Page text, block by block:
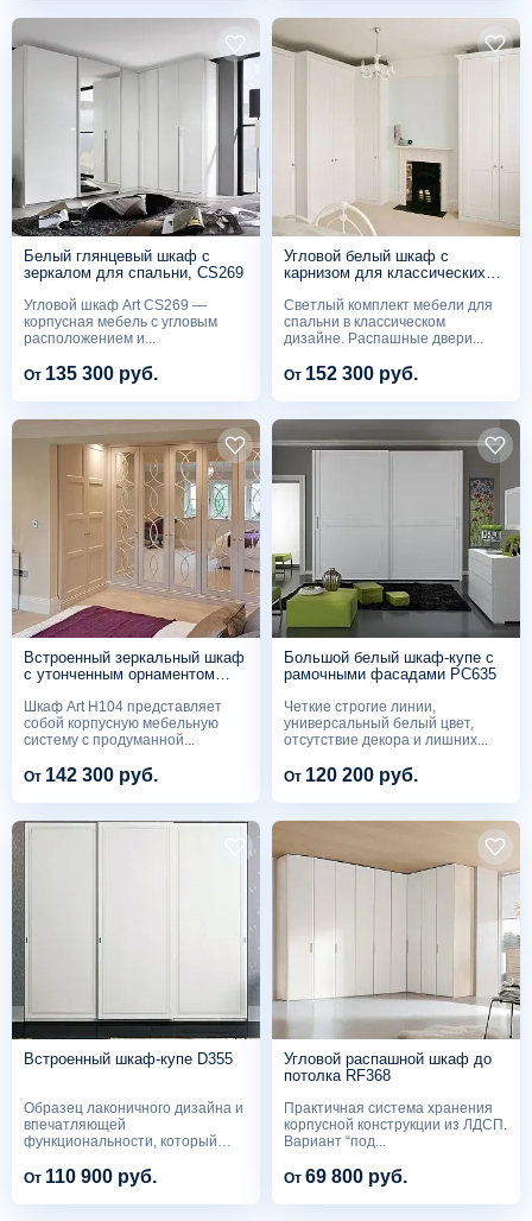
Белый глянцевый шкаф с
зеркалом для спальни, CS269
Угловой шкаф Art CS269 —
корпусная мебель с угловым
расположением и...
От 135 300 руб.
Угловой белый шкаф с
карнизом для классических
Светлый комплект мебели для
спальни в классическом
дизайне. Распашные двери...
От 152 300 руб.
Встроенный зеркальный шкаф
с утонченным орнаментом
Шкаф Art H104 представляет
собой корпусную мебельную
систему с продуманной...
От 142 300 руб.
Большой белый шкаф-купе с
рамочными фасадами PC635
Четкие строгие линии,
универсальный белый цвет,
отсутствие декора и лишних...
От 120 200 руб.
Встроенный шкаф-купе D355
Образец лаконичного дизайна и
впечатляющей
функциональности, который
От 110 900 руб.
Угловой распашной шкаф до
потолка RF368
Практичная система хранения
корпусной конструкции из ЛДСП.
Вариант “под...
От 69 800 руб.